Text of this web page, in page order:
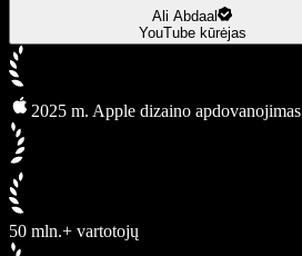
Ali Abdaal
YouTube kūrėjas
2025 m. Apple dizaino apdovanojimas
50 mln.+ vartotojų